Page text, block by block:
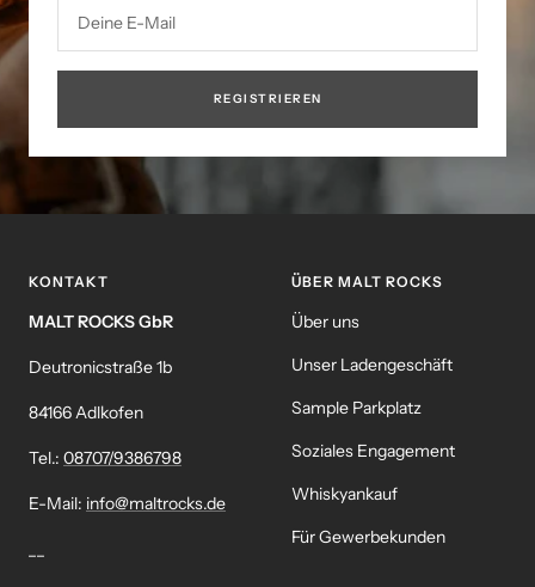
Deine E-Mail
REGISTRIEREN
KONTAKT
MALT ROCKS GbR
Deutronicstraße 1b
84166 Adlkofen
Tel.: 08707/9386798
E-Mail: info@maltrocks.de
ÜBER MALT ROCKS
Über uns
Unser Ladengeschäft
Sample Parkplatz
Soziales Engagement
Whiskyankauf
Für Gewerbekunden